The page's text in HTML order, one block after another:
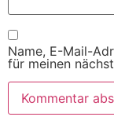
Name, E-Mail-
für meinen